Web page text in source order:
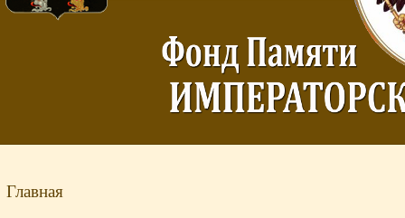
Главная